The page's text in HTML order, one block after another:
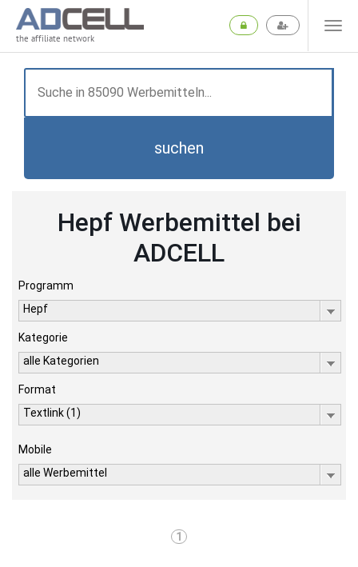
the affiliate network
suchen
Hepf Werbemittel bei
ADCELL
Programm
Hepf
Kategorie
alle Kategorien
Format
Textlink (1)
Mobile
alle Werbemittel
1